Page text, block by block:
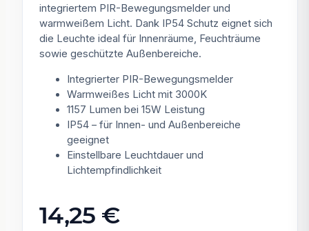
integriertem PIR-Bewegungsmelder und
warmweißem Licht. Dank IP54 Schutz eignet sich
die Leuchte ideal für Innenräume, Feuchträume
sowie geschützte Außenbereiche.
Integrierter PIR-Bewegungsmelder
Warmweißes Licht mit 3000K
1157 Lumen bei 15W Leistung
IP54 – für Innen- und Außenbereiche
geeignet
Einstellbare Leuchtdauer und
Lichtempfindlichkeit
14,25 €